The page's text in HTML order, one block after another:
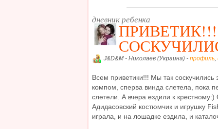
дневник ребенка
J&D&M - Николаев (Украина) - профиль,
Всем приветики!!! Мы так
компом, сперва винда слетела, пока
слетели. А вчера ездили к
Адидасовский костюмчик и игрушку
играла, и на лошадке ездила, и